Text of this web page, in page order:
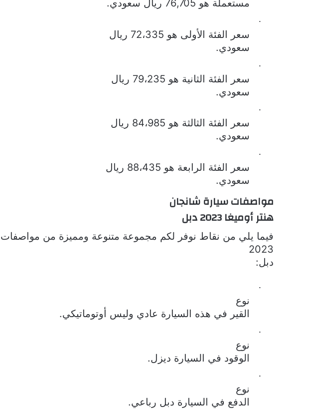
مستعملة هو 76,705 ريال سعودي.
·
سعر الفئة الأولى هو 72،335 ريال
سعودي.
·
سعر الفئة الثانية هو 79،235 ريال
سعودي.
·
سعر الفئة الثالثة هو 84،985 ريال
سعودي.
·
سعر الفئة الرابعة هو 88،435 ريال
سعودي.
مواصفات سيارة شانجان
هنتر أوميغا 2023 دبل
فيما يلي من نقاط نوفر لكم مجموعة متنوعة ومميزة من مواصفات
2023
دبل:
·
نوع
القير في هذه السيارة عادي وليس أوتوماتيكي.
·
نوع
الوقود في السيارة ديزل.
·
نوع
الدفع في السيارة دبل رباعي.